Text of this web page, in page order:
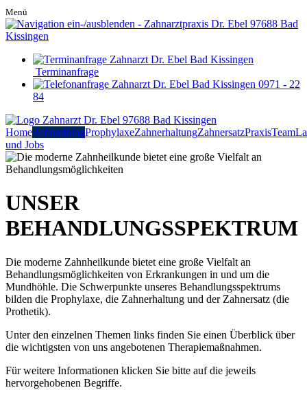
Menü
Terminanfrage
0971 - 22
84
HomeBehandlungProphylaxeZahnerhaltungZahnersatzPraxisTeam
und Jobs
UNSER
BEHANDLUNGSSPEKTRUM
Die moderne Zahnheilkunde bietet eine große Vielfalt an
Behandlungsmöglichkeiten von Erkrankungen in und um die
Mundhöhle. Die Schwerpunkte unseres Behandlungsspektrums
bilden die Prophylaxe, die Zahnerhaltung und der Zahnersatz (die
Prothetik).
Unter den einzelnen Themen links finden Sie einen Überblick über
die wichtigsten von uns angebotenen Therapiemaßnahmen.
Für weitere Informationen klicken Sie bitte auf die jeweils
hervorgehobenen Begriffe.